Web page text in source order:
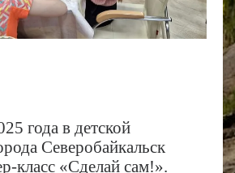
года в детской
Северобайкальск
класс «Сделай сам!».